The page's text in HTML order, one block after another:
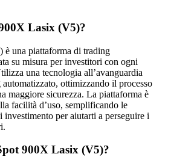
Lasix (V5)?
una piattaforma di trading
su misura per investitori con ogni
una tecnologia all’avanguardia
ottimizzando il processo
maggiore sicurezza. La piattaforma è
facilità d’uso, semplificando le
investimento per aiutarti a perseguire i
900X Lasix (V5)?